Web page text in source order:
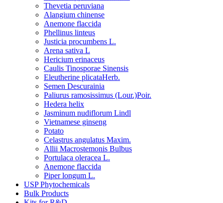
Thevetia peruviana
Alangium chinense
Anemone flaccida
Phellinus linteus
Justicia procumbens L.
Arena sativa L
Hericium erinaceus
Caulis Tinosporae Sinensis
Eleutherine plicataHerb.
Semen Descurainia
Paliurus ramosissimus (Lour.)Poir.
Hedera helix
Jasminum nudiflorum Lindl
Vietnamese ginseng
Potato
Celastrus angulatus Maxim.
Allii Macrostemonis Bulbus
Portulaca oleracea L.
Anemone flaccida
Piper longum L.
USP Phytochemicals
Bulk Products